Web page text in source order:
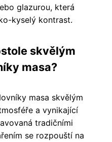
glazurou, která
kyselý kontrast.
skvělým
masa?
masa skvělým
a vynikající
tradičními
se rozpouští na